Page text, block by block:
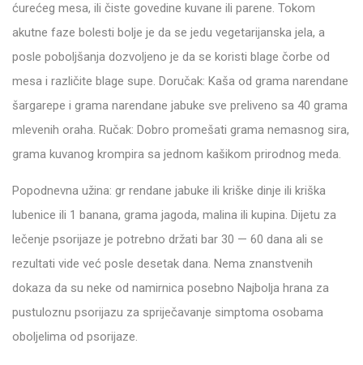
ćurećeg mesa, ili čiste govedine kuvane ili parene. Tokom
akutne faze bolesti bolje je da se jedu vegetarijanska jela, a
posle poboljšanja dozvoljeno je da se koristi blage čorbe od
mesa i različite blage supe. Doručak: Kaša od grama narendane
šargarepe i grama narendane jabuke sve preliveno sa 40 grama
mlevenih oraha. Ručak: Dobro promešati grama nemasnog sira,
grama kuvanog krompira sa jednom kašikom prirodnog meda.
Popodnevna užina: gr rendane jabuke ili kriške dinje ili kriška
lubenice ili 1 banana, grama jagoda, malina ili kupina. Dijetu za
lečenje psorijaze je potrebno držati bar 30 — 60 dana ali se
rezultati vide već posle desetak dana. Nema znanstvenih
dokaza da su neke od namirnica posebno Najbolja hrana za
pustuloznu psorijazu za spriječavanje simptoma osobama
oboljelima od psorijaze.